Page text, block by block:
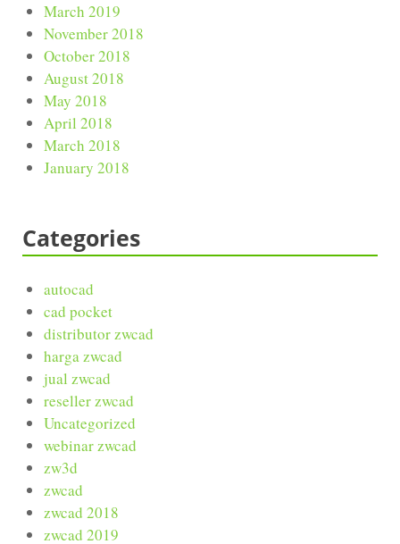
March 2019
November 2018
October 2018
August 2018
May 2018
April 2018
March 2018
January 2018
Categories
autocad
cad pocket
distributor zwcad
harga zwcad
jual zwcad
reseller zwcad
Uncategorized
webinar zwcad
zw3d
zwcad
zwcad 2018
zwcad 2019